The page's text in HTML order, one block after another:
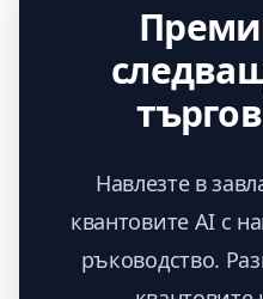
Навлезте в
квантовите AI с
ръководство.